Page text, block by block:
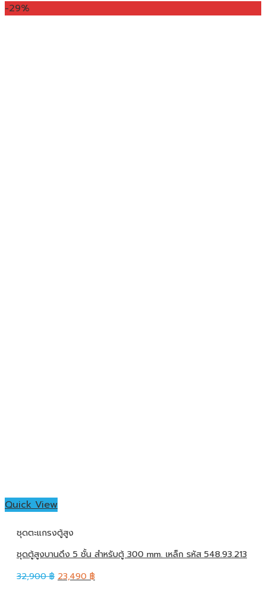
-29%
Quick View
ชุดตะแกรงตู้สูง
ชุดตู้สูงบานดึง 5 ชั้น สำหรับตู้ 300 mm. เหล็ก รหัส 548.93.213
32,900฿ 23,490 ฿